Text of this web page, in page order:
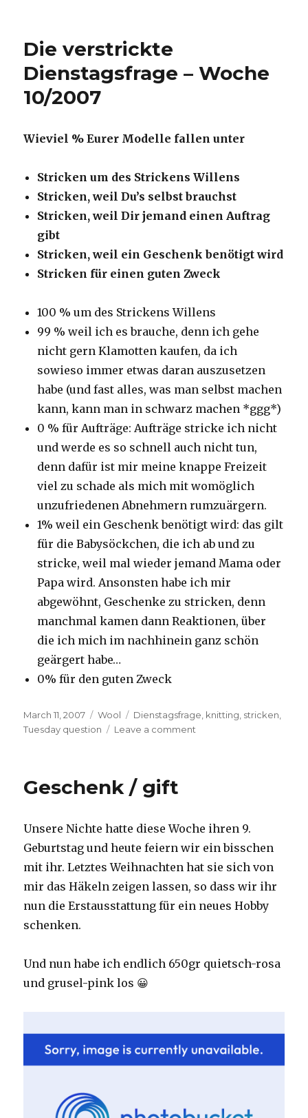
Die verstrickte
Dienstagsfrage – Woche
10/2007
Wieviel % Eurer Modelle fallen unter
Stricken um des Strickens Willens
Stricken, weil Du’s selbst brauchst
Stricken, weil Dir jemand einen Auftrag
gibt
Stricken, weil ein Geschenk benötigt wird
Stricken für einen guten Zweck
100 % um des Strickens Willens
99 % weil ich es brauche, denn ich gehe
nicht gern Klamotten kaufen, da ich
sowieso immer etwas daran auszusetzen
habe (und fast alles, was man selbst machen
kann, kann man in schwarz machen *ggg*)
0 % für Aufträge: Aufträge stricke ich nicht
und werde es so schnell auch nicht tun,
denn dafür ist mir meine knappe Freizeit
viel zu schade als mich mit womöglich
unzufriedenen Abnehmern rumzuärgern.
1% weil ein Geschenk benötigt wird: das gilt
für die Babysöckchen, die ich ab und zu
stricke, weil mal wieder jemand Mama oder
Papa wird. Ansonsten habe ich mir
abgewöhnt, Geschenke zu stricken, denn
manchmal kamen dann Reaktionen, über
die ich mich im nachhinein ganz schön
geärgert habe…
0% für den guten Zweck
Posted
on
March 11, 2007 Categories
Wool Tags
Dienstagsfrage knitting stricken
Tuesday question
Leave a comment
Geschenk / gift
Unsere Nichte hatte diese Woche ihren 9.
Geburtstag und heute feiern wir ein bisschen
mit ihr. Letztes Weihnachten hat sie sich von
mir das Häkeln zeigen lassen, so dass wir ihr
nun die Erstausstattung für ein neues Hobby
schenken.
Und nun habe ich endlich 650gr quietsch-rosa
und grusel-pink los 😀